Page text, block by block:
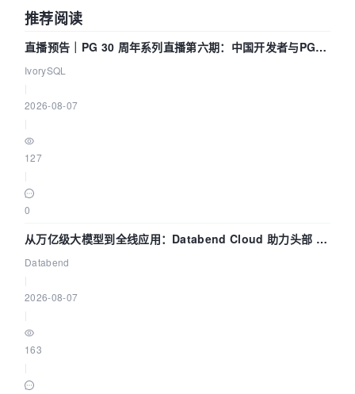
推荐阅读
直播预告｜PG 30 周年系列直播第六期：中国开发者与PG内
核——我们改得动吗？我们贡献了什么？
IvorySQL
2026-08-07
127
0
从万亿级大模型到全线应用：Databend Cloud 助力头部 AI
企业构建全链路 Trace 数据管道
Databend
2026-08-07
163